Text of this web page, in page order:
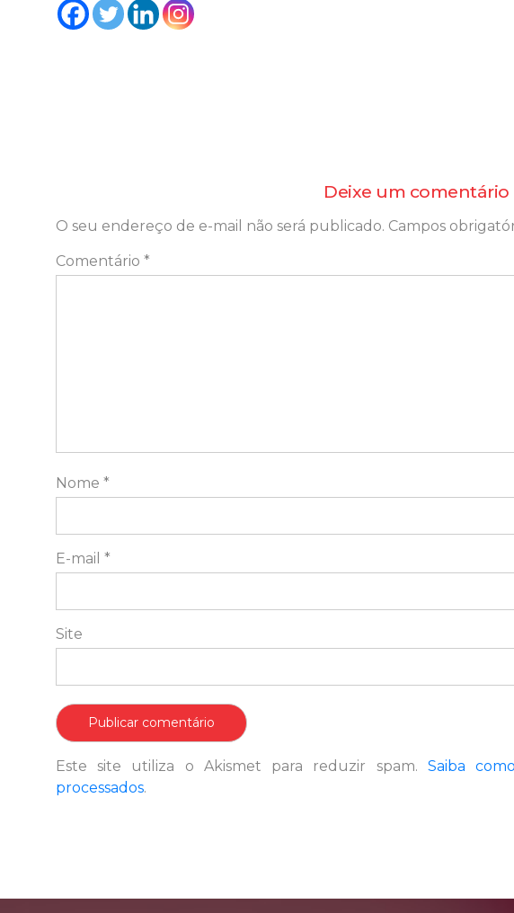
Deixe um comentário
O seu endereço de e-mail não será publicado. Campos
Comentário *
Nome *
E-mail *
Site
Este site utiliza o Akismet para reduzir spam. Saiba
processados.